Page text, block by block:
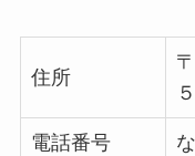
住所
電話番号